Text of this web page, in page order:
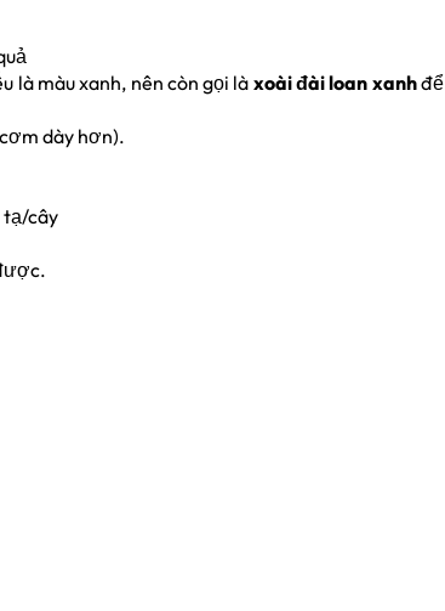
là màu xanh, nên còn gọi là xoài đài loan xanhđể
dày hơn).
tạ/cây